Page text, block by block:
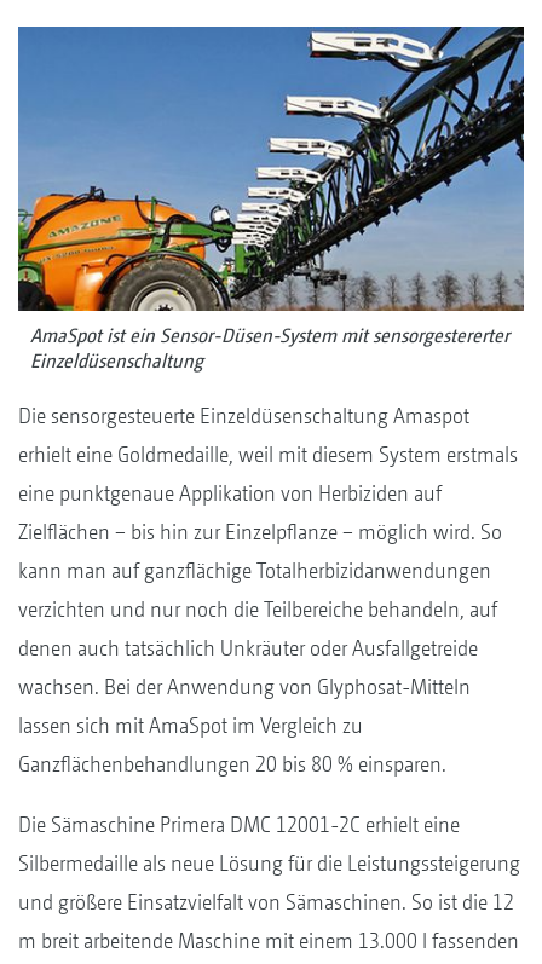
AmaSpot ist ein Sensor-Düsen-System mit sensorgestererter
Einzeldüsenschaltung
Die sensorgesteuerte Einzeldüsenschaltung Amaspot
erhielt eine Goldmedaille, weil mit diesem System erstmals
eine punktgenaue Applikation von Herbiziden auf
Zielflächen − bis hin zur Einzelpflanze − möglich wird. So
kann man auf ganzflächige Totalherbizidanwendungen
verzichten und nur noch die Teilbereiche behandeln, auf
denen auch tatsächlich Unkräuter oder Ausfallgetreide
wachsen. Bei der Anwendung von Glyphosat-Mitteln
lassen sich mit AmaSpot im Vergleich zu
Ganzflächenbehandlungen 20 bis 80 % einsparen.
Die Sämaschine Primera DMC 12001-2C erhielt eine
Silbermedaille als neue Lösung für die Leistungssteigerung
und größere Einsatzvielfalt von Sämaschinen. So ist die 12
m breit arbeitende Maschine mit einem 13.000 l fassenden